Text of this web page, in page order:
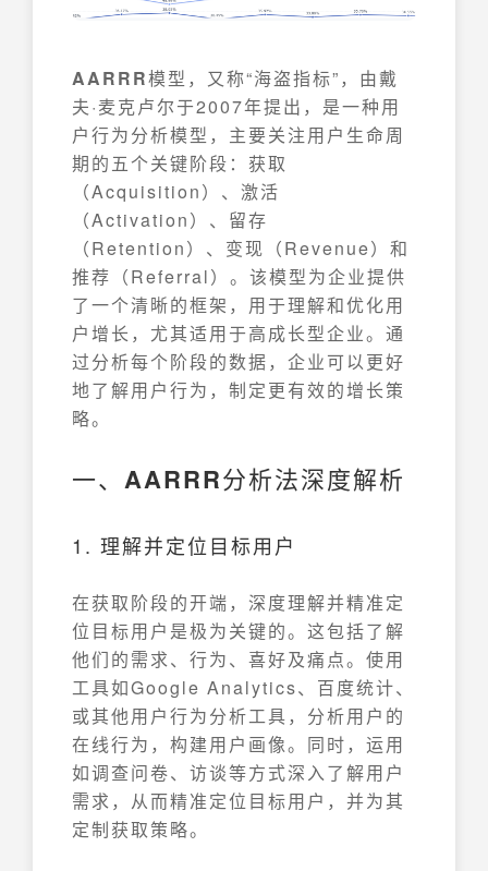
AARRR模型，又称“海盗指标”，由戴
夫·麦克卢尔于2007年提出，是一种用
户行为分析模型，主要关注用户生命周
期的五个关键阶段：获取
（Acquisition）、激活
（Activation）、留存
（Retention）、变现（Revenue）和
推荐（Referral）。该模型为企业提供
了一个清晰的框架，用于理解和优化用
户增长，尤其适用于高成长型企业。通
过分析每个阶段的数据，企业可以更好
地了解用户行为，制定更有效的增长策
略。
一、 AARRR分析法深度解析
1. 理解并定位目标用户
在获取阶段的开端，深度理解并精准定
位目标用户是极为关键的。这包括了解
他们的需求、行为、喜好及痛点。使用
工具如Google Analytics、百度统计、
或其他用户行为分析工具，分析用户的
在线行为，构建用户画像。同时，运用
如调查问卷、访谈等方式深入了解用户
需求，从而精准定位目标用户，并为其
定制获取策略。